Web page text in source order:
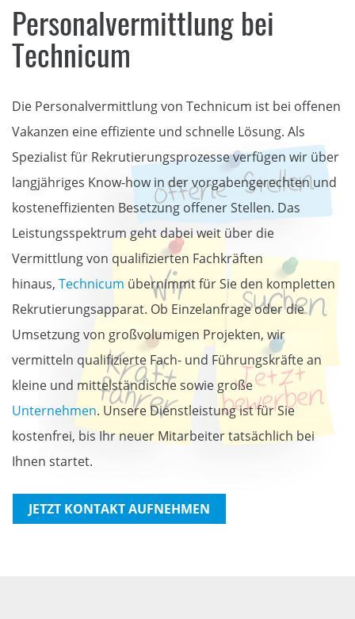
Personalvermittlung bei
Technicum
Die Personalvermittlung von Technicum ist bei offenen
Vakanzen eine effiziente und schnelle Lösung. Als
Spezialist für Rekrutierungsprozesse verfügen wir über
langjähriges Know-how in der vorgabengerechten und
kosteneffizienten Besetzung offener Stellen. Das
Leistungsspektrum geht dabei weit über die
Vermittlung von qualifizierten Fachkräften
hinaus, Technicum übernimmt für Sie den kompletten
Rekrutierungsapparat. Ob Einzelanfrage oder die
Umsetzung von großvolumigen Projekten, wir
vermitteln qualifizierte Fach- und Führungskräfte an
kleine und mittelständische sowie große
Unternehmen. Unsere Dienstleistung ist für Sie
kostenfrei, bis Ihr neuer Mitarbeiter tatsächlich bei
Ihnen startet.
JETZT KONTAKT AUFNEHMEN